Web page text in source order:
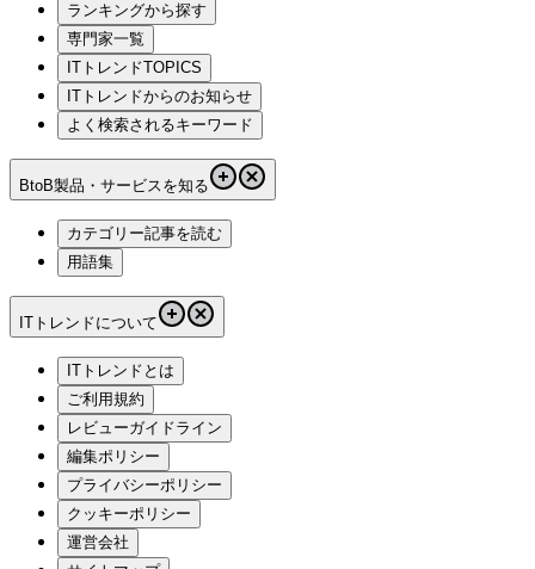
ランキングから探す
専門家一覧
ITトレンドTOPICS
ITトレンドからのお知らせ
よく検索されるキーワード
BtoB製品・サービスを知る
カテゴリー記事を読む
用語集
ITトレンドについて
ITトレンドとは
ご利用規約
レビューガイドライン
編集ポリシー
プライバシーポリシー
クッキーポリシー
運営会社